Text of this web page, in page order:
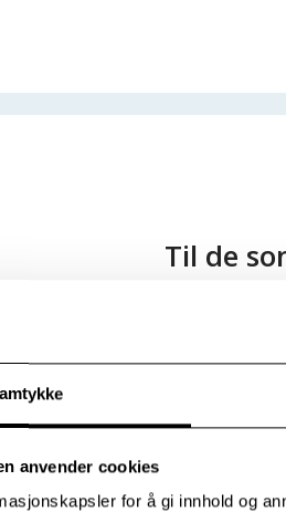
anvender cookies
for å gi innhold og
Til de
På grunn av oppdatering av
webbskjemaer før etter nyttår.
Mer informasjon vil komme over